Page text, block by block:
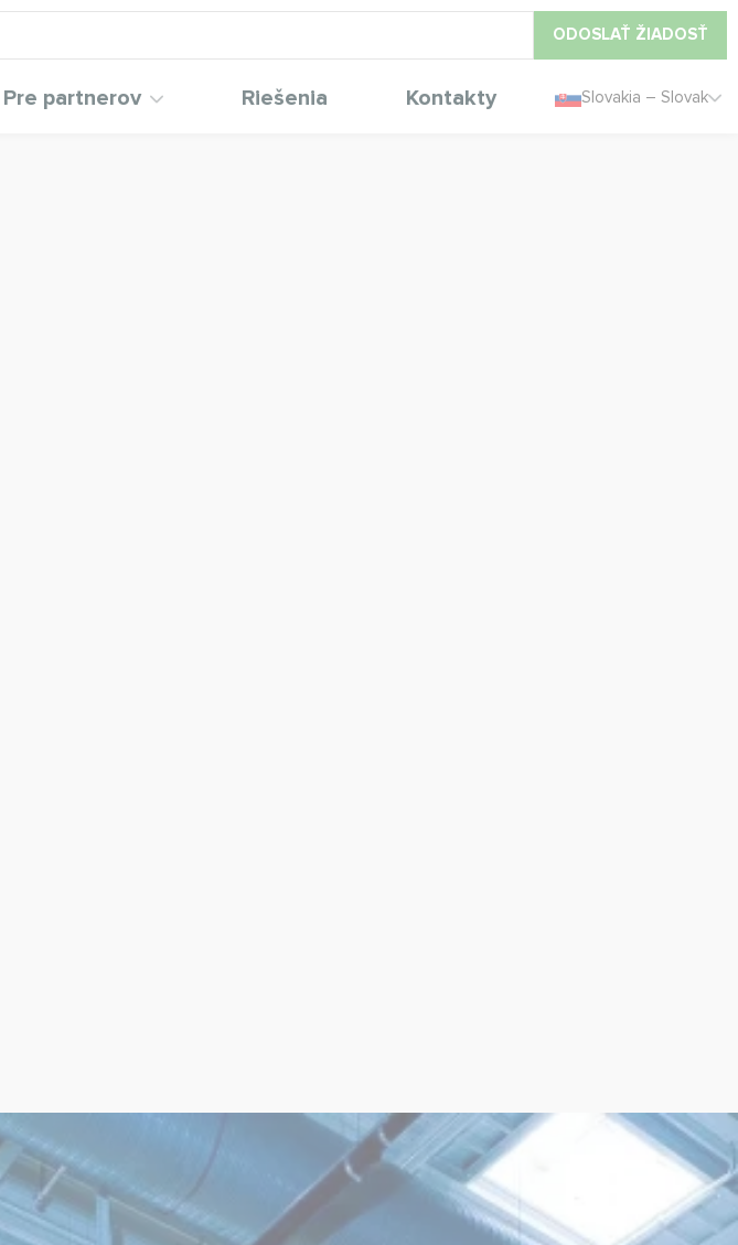
ODOSLAŤ ŽIADOSŤ
Pre partnerov Riešenia Kontakty Slovakia – Slovak